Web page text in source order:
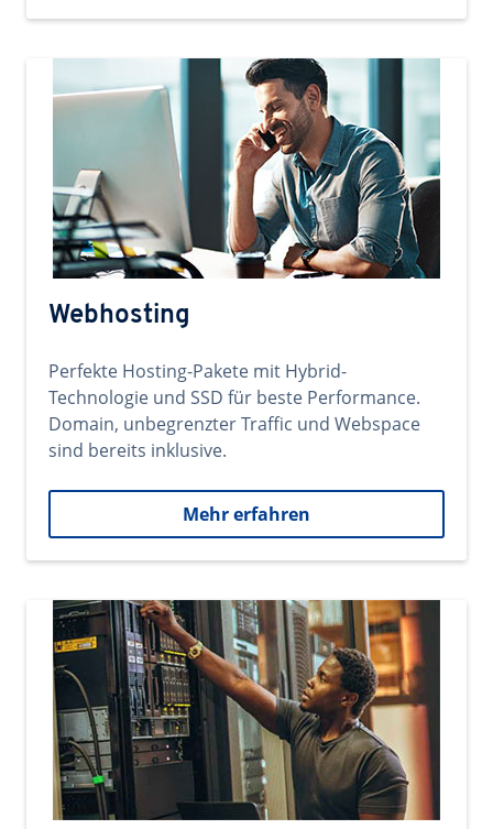
Webhosting
Perfekte Hosting-Pakete mit Hybrid-
Technologie und SSD für beste Performance.
Domain, unbegrenzter Traffic und Webspace
sind bereits inklusive.
Mehr erfahren